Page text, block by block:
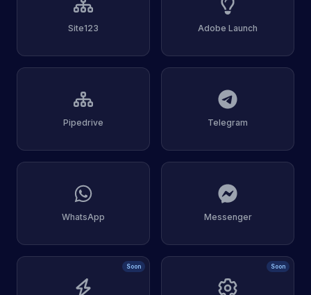
Site123 Adobe Launch
Pipedrive Telegram
WhatsApp Messenger
Soon Soon